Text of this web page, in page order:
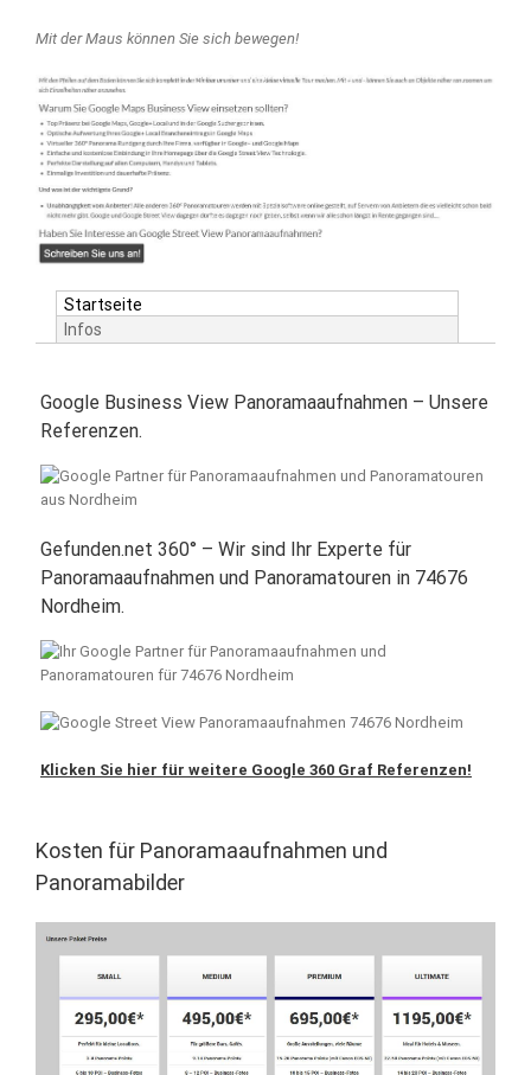
Mit der Maus können Sie sich bewegen!
Startseite
Infos
Google Business View Panoramaaufnahmen – Unsere
Referenzen.
Gefunden.net 360° – Wir sind Ihr Experte für
Panoramaaufnahmen und Panoramatouren in 74676
Nordheim.
Klicken Sie hier für weitere Google 360 Graf Referenzen!
Kosten für Panoramaaufnahmen und
Panoramabilder